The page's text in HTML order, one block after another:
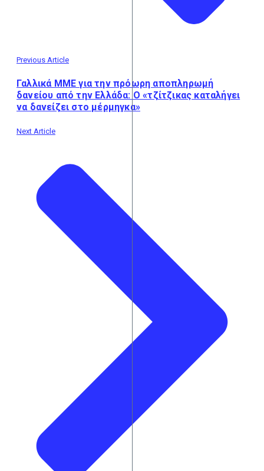
Previous Article
Γαλλικά ΜΜΕ για την πρόωρη αποπληρωμή
δανείου από την Ελλάδα: Ο «τζίτζικας καταλήγει
να δανείζει στο μέρμηγκα»
Next Article